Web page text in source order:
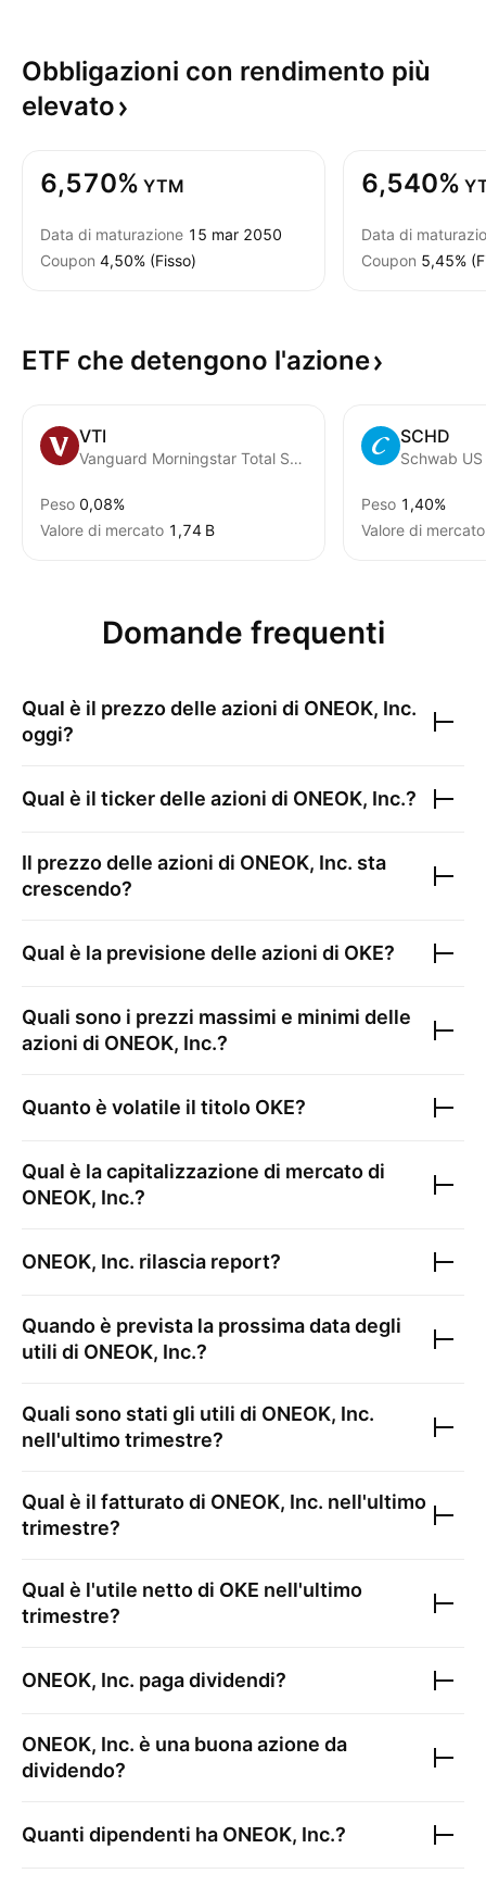
Obbligazioni con rendimento più
elevato
6,570% YTM
Data di maturazione 15 mar 2050
Coupon 4,50% (Fisso)
6,540%
Data di
Coupon 5,45%
ETF che detengono l'azione
VTI
Vanguard Morningstar Total Stock Market ETF
Peso 0,08%
Valore di mercato ‪1,74 B‬
SCHD
Peso 1,40%
Valore di mercato
Domande frequenti
Qual è il prezzo delle azioni di ONEOK, Inc.
oggi?
Qual è il ticker delle azioni di ONEOK, Inc.?
Il prezzo delle azioni di ONEOK, Inc. sta
crescendo?
Qual è la previsione delle azioni di OKE?
Quali sono i prezzi massimi e minimi delle
azioni di ONEOK, Inc.?
Quanto è volatile il titolo OKE?
Qual è la capitalizzazione di mercato di
ONEOK, Inc.?
ONEOK, Inc. rilascia report?
Quando è prevista la prossima data degli
utili di ONEOK, Inc.?
Quali sono stati gli utili di ONEOK, Inc.
nell'ultimo trimestre?
Qual è il fatturato di ONEOK, Inc. nell'ultimo
trimestre?
Qual è l'utile netto di OKE nell'ultimo
trimestre?
ONEOK, Inc. paga dividendi?
ONEOK, Inc. è una buona azione da
dividendo?
Quanti dipendenti ha ONEOK, Inc.?